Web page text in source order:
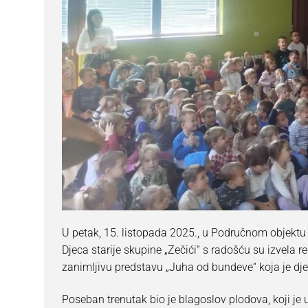
Obavijesti za
Programi rada s
Programi rada s
Djeca s
Kockići
Razvoj djeteta i
Zdravlje i
eTwinning
aktivirAJMO
Vrtić za bolji
Super je biti
Dokumenti
Natječaji
Javna nabava
Financijska
Zakonski akti i
Savjetovanje s
Upisi u DV
Upravno vijeće
Pravo na
O nama
Kontakt
U petak, 15. listopada 2025., u Područnom
Djeca starije skupine „Zečići“ s radošću su
zanimljivu predstavu „Juha od bundeve“ koja je
Poseban trenutak bio je blagoslov plodova, koji